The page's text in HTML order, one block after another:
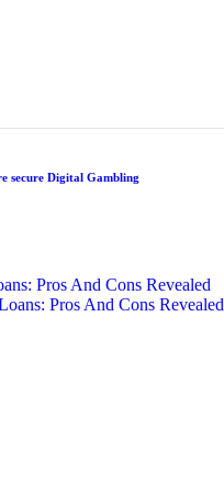
secure Digital Gambling
Pros And Cons Revealed
Pros And Cons Revealed